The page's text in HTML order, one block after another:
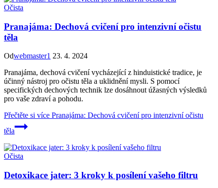
Očista
Pranajáma: Dechová cvičení pro intenzivní očistu
těla
Odwebmaster1 23. 4. 2024
Pranajáma, dechová cvičení vycházející z hinduistické tradice, je
účinný nástroj pro očistu těla a uklidnění mysli. S pomocí
specifických dechových technik lze dosáhnout úžasných výsledků
pro vaše zdraví a pohodu.
Přečtěte si více Pranajáma: Dechová cvičení pro intenzivní očistu
těla
Očista
Detoxikace jater: 3 kroky k posílení vašeho filtru